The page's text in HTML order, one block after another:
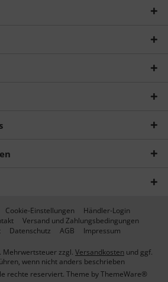
Cookie-Einstellungen
Händler-Login
Versand und Zahlungsbedingungen
Datenschutz AGB Impressum
Mehrwertsteuer zzgl. Versandkosten und ggf.
wenn nicht anders beschrieben
rechte reserviert. Theme byThemeWare®